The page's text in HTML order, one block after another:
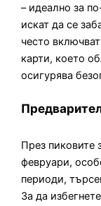
– идеално за
искат да се
често
карти, което
осигурява
През пиковите
февруари,
периоди,
За да